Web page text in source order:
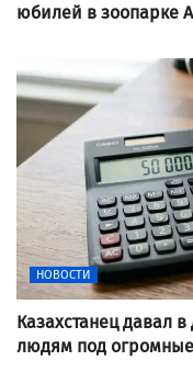
юбилей в зоопарке
НОВОСТИ
Казахстанец давал
людям под